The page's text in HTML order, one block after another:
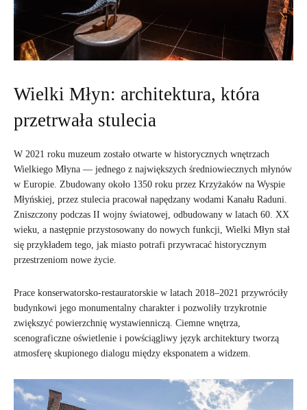
Wielki Młyn: architektura, która
przetrwała stulecia
W 2021 roku muzeum zostało otwarte w historycznych wnętrzach
Wielkiego Młyna — jednego z największych średniowiecznych młynów
w Europie. Zbudowany około 1350 roku przez Krzyżaków na Wyspie
Młyńskiej, przez stulecia pracował napędzany wodami Kanału Raduni.
Zniszczony podczas II wojny światowej, odbudowany w latach 60. XX
wieku, a następnie przystosowany do nowych funkcji, Wielki Młyn stał
się przykładem tego, jak miasto potrafi przywracać historycznym
przestrzeniom nowe życie.
Prace konserwatorsko-restauratorskie w latach 2018–2021 przywróciły
budynkowi jego monumentalny charakter i pozwoliły trzykrotnie
zwiększyć powierzchnię wystawienniczą. Ciemne wnętrza,
scenograficzne oświetlenie i powściągliwy język architektury tworzą
atmosferę skupionego dialogu między eksponatem a widzem.